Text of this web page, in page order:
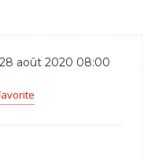
août 2020 08:00